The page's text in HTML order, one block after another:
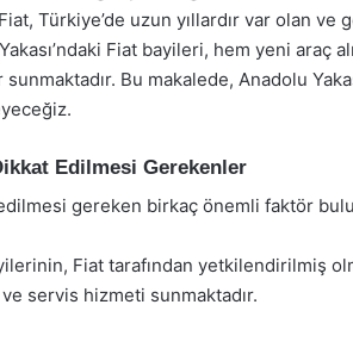
Türkiye’de uzun yıllardır var olan
Fiat bayileri, hem yeni araç
Bu makalede, Anadolu
Edilmesi Gerekenler
gereken birkaç önemli faktör
Fiat tarafından yetkilendirilmiş
servis hizmeti sunmaktadır.